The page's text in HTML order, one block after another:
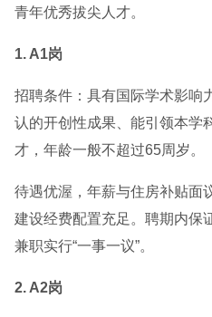
青年优秀拔尖人才。
1. A1岗
招聘条件：具有国际学术影响
认的开创性成果、能引领本学
才，年龄一般不超过65周岁。
待遇优渥，年薪与住房补贴面
建设经费配置充足。聘期内保
兼职实行“一事一议”。
2. A2岗